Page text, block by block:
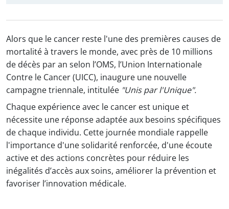
Alors que le cancer reste l'une des premières causes de
mortalité à travers le monde, avec près de 10 millions
de décès par an selon l’OMS, l’Union Internationale
Contre le Cancer (UICC), inaugure une nouvelle
campagne triennale, intitulée "Unis par l'Unique".
Chaque expérience avec le cancer est unique et
nécessite une réponse adaptée aux besoins spécifiques
de chaque individu. Cette journée mondiale rappelle
l'importance d'une solidarité renforcée, d'une écoute
active et des actions concrètes pour réduire les
inégalités d’accès aux soins, améliorer la prévention et
favoriser l’innovation médicale.